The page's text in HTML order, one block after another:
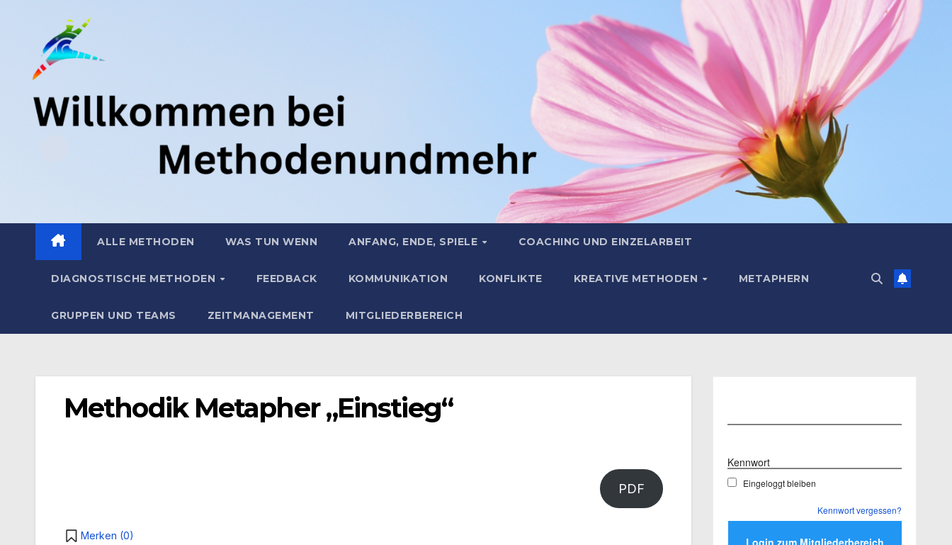
springen.
ALLE METHODEN WAS TUN WENN ANFANG, ENDE, SPIELE COACHING UND EINZELARBEIT
DIAGNOSTISCHE METHODEN FEEDBACK KOMMUNIKATION KONFLIKTE KREATIVE METHODEN METAPHERN
GRUPPEN UND TEAMS ZEITMANAGEMENT MITGLIEDERBEREICH
Methodik Metapher „Einstieg“
PDF
Merken (0)
Kennwort
Eingeloggt bleiben
Kennwort vergessen?